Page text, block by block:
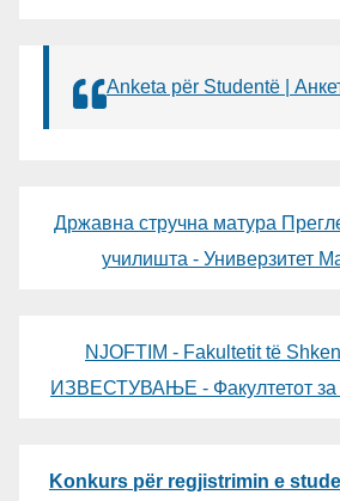
Anketa për Studentë |
Државна стручна матура
училишта - Универзитет
NJOFTIM - Fakultetit të
ИЗВЕСТУВАЊЕ - Факултетот за
Konkurs për regjistrimin e